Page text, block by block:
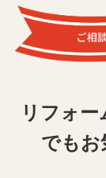
リフォ
でもお